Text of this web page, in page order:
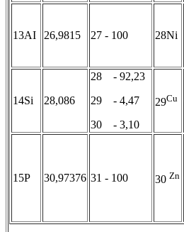
13AI 26,9815 27 - 100 28Ni
14Si 28,086
28 - 92,23
29 - 4,47
30 - 3,10
29Cu
15P 30,97376 31 - 100 30 Zn